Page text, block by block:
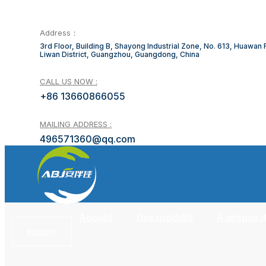
Address：
3rd Floor, Building B, Shayong Industrial Zone, No. 613, Huawan
Liwan District, Guangzhou, Guangdong, China
CALL US NOW :
+86 13660866055
MAILING ADDRESS :
496571360@qq.com